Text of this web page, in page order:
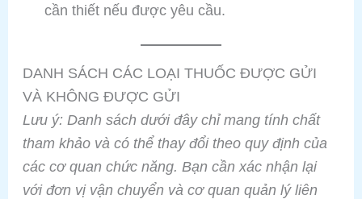
cần thiết nếu được yêu cầu.
DANH SÁCH CÁC LOẠI THUỐC ĐƯỢC GỬI
VÀ KHÔNG ĐƯỢC GỬI
Lưu ý: Danh sách dưới đây chỉ mang tính chất
tham khảo và có thể thay đổi theo quy định của
các cơ quan chức năng. Bạn cần xác nhận lại
với đơn vị vận chuyển và cơ quan quản lý liên